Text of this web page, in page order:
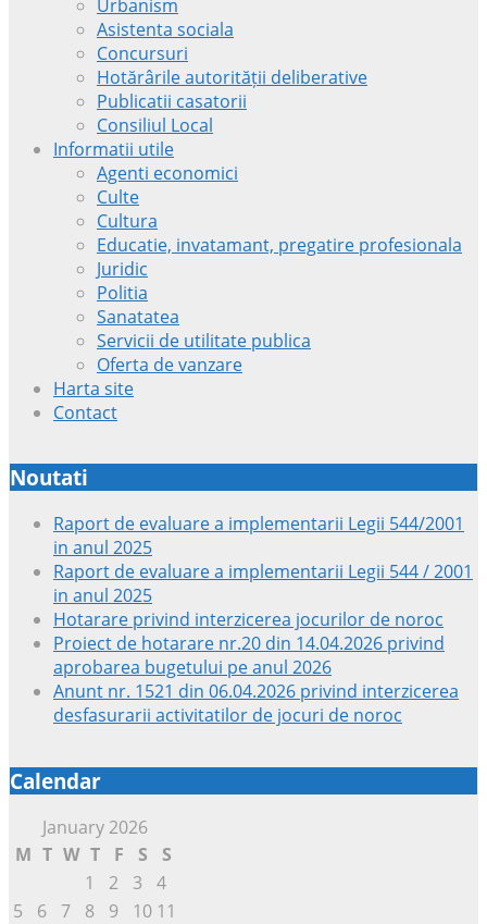
Urbanism
Asistenta sociala
Concursuri
Hotărârile autorității deliberative
Publicatii casatorii
Consiliul Local
Informatii utile
Agenti economici
Culte
Cultura
Educatie, invatamant, pregatire profesionala
Juridic
Politia
Sanatatea
Servicii de utilitate publica
Oferta de vanzare
Harta site
Contact
Noutati
Raport de evaluare a implementarii Legii 544/2001
in anul 2025
Raport de evaluare a implementarii Legii 544 / 2001
in anul 2025
Hotarare privind interzicerea jocurilor de noroc
Proiect de hotarare nr.20 din 14.04.2026 privind
aprobarea bugetului pe anul 2026
Anunt nr. 1521 din 06.04.2026 privind interzicerea
desfasurarii activitatilor de jocuri de noroc
Calendar
January 2026
M T W T F S
S
1
2 3
4
5
6 7 8 9 10 11